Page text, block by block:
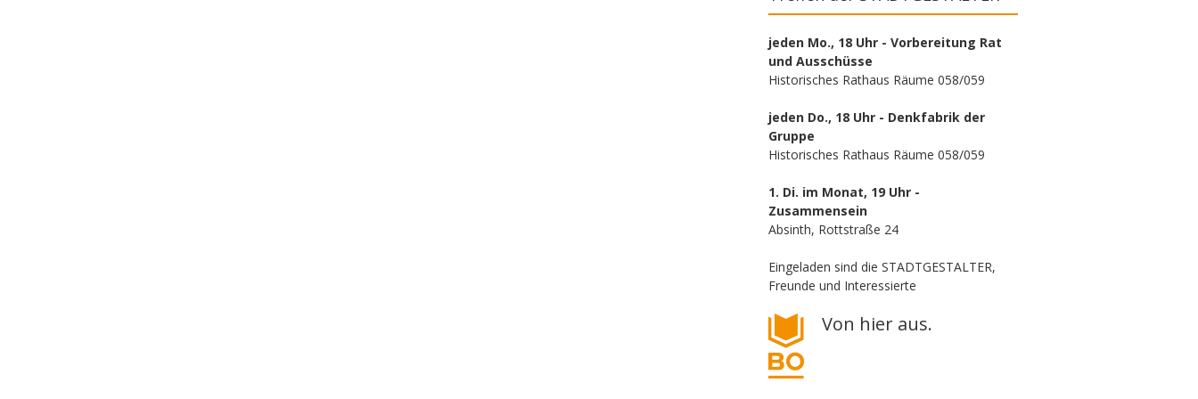
jeden Mo., 18 Uhr - Vorbereitung Rat
und Ausschüsse
Historisches Rathaus Räume 058/059
jeden Do., 18 Uhr - Denkfabrik der
Gruppe
Historisches Rathaus Räume 058/059
1. Di. im Monat, 19 Uhr -
Zusammensein
Absinth, Rottstraße 24
Eingeladen sind die STADTGESTALTER,
Freunde und Interessierte
Von hier aus.